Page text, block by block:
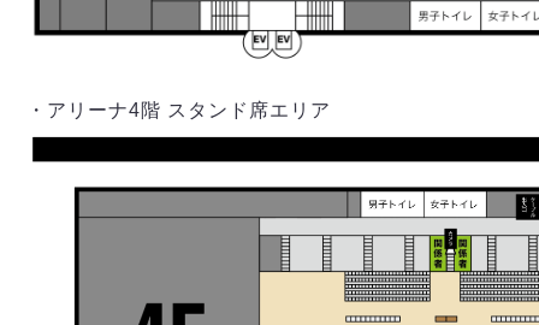
・アリーナ4階 スタンド席エリア